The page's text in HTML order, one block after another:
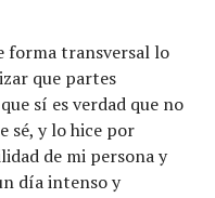
forma transversal lo
que partes
sí es verdad que no
sé, y lo hice por
de mi persona y
día intenso y